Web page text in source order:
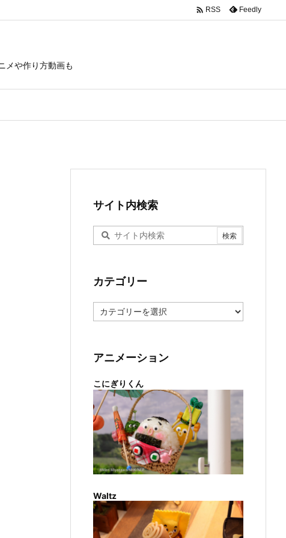
メや作り方動画も
 RSS Feedly
サイト内検索
カテゴリー
テ
ー
アニメーション
こにぎりくん
Waltz